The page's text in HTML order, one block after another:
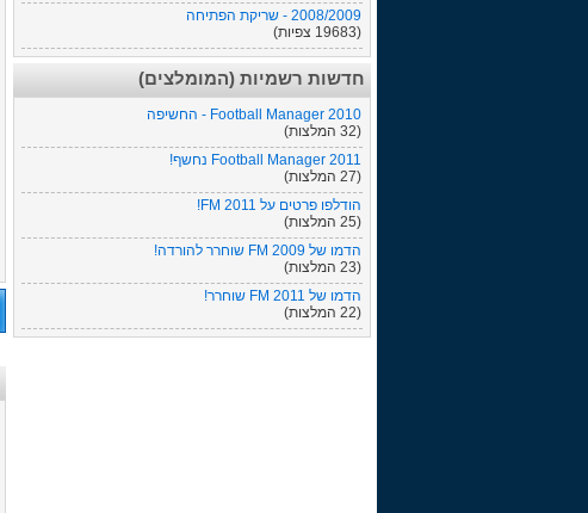
2008/2009 - שריקת הפתיחה
(19683 צפיות)
חדשות רשמיות (המומלצים)
Football Manager 2010 - החשיפה
(32 המלצות)
Football Manager 2011 נחשף!
(27 המלצות)
הודלפו פרטים על FM 2011!
(25 המלצות)
הדמו של FM 2009 שוחרר להורדה!
(23 המלצות)
הדמו של FM 2011 שוחרר!
(22 המלצות)